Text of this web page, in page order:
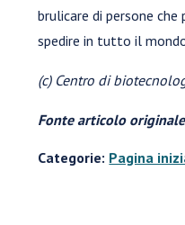
brulicare di persone
spedire in tutto il
(c) Centro di
Fonte articolo
Categorie: Pagina